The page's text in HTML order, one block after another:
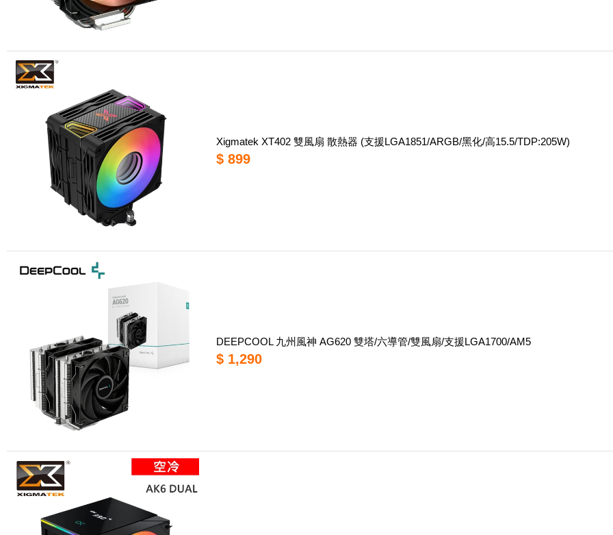
Xigmatek XT402 雙風扇 散熱器 (支援LGA1851/ARGB/黑化/高15.5/TDP:205W)
$ 899
DEEPCOOL 九州風神 AG620 雙塔/六導管/雙風扇/支援LGA1700/AM5
$ 1,290